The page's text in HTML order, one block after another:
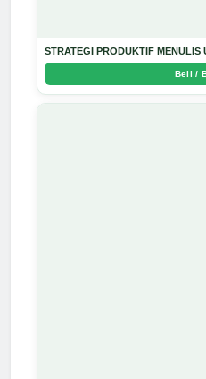
STRATEGI PRODUKTIF MENULIS
Beli /